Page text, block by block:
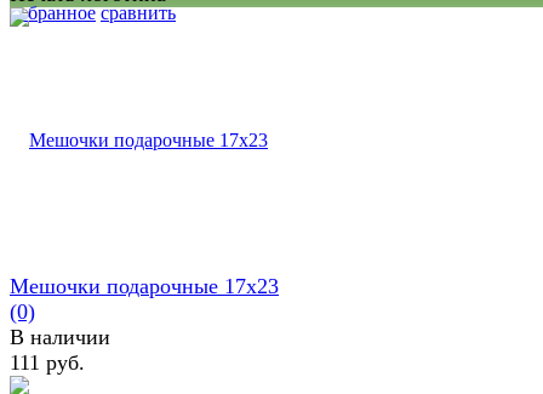
избранное сравнить
Мешочки подарочные 17х23
(0)
В наличии
111 руб.